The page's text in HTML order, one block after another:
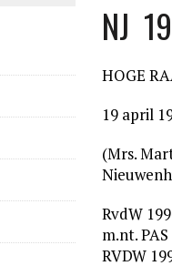
NJ
HOGE
19 april
(Mrs.
RvdW
m.nt. PAS
RVDW